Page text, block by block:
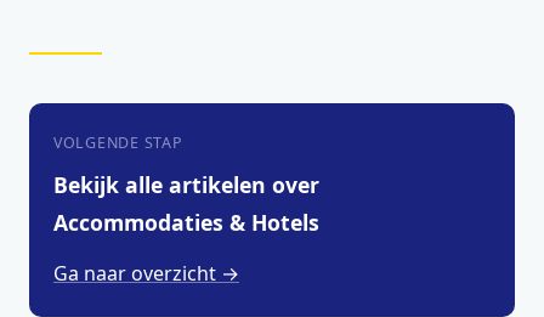
VOLGENDE STAP
Bekijk alle artikelen over
Accommodaties & Hotels
Ga naar overzicht →